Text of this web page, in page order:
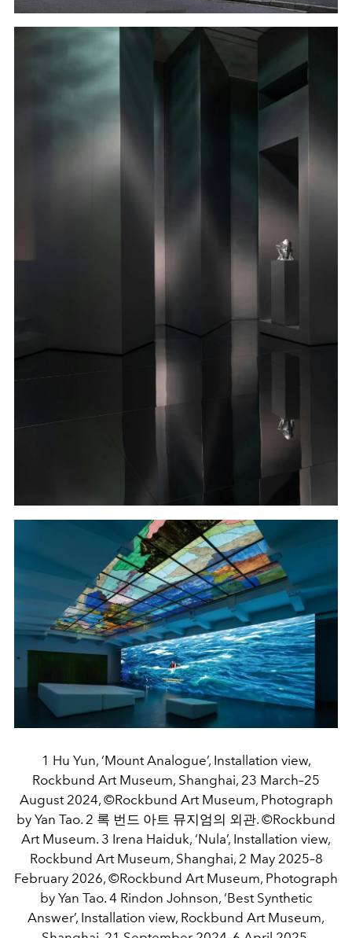
1 Hu Yun, ‘Mount Analogue’, Installation view,
Rockbund Art Museum, Shanghai, 23 March–25
August 2024, ©Rockbund Art Museum, Photograph
by Yan Tao. 2 록 번드 아트 뮤지엄의 외관. ©Rockbund
Art Museum. 3 Irena Haiduk, ‘Nula’, Installation view,
Rockbund Art Museum, Shanghai, 2 May 2025–8
February 2026, ©Rockbund Art Museum, Photograph
by Yan Tao. 4 Rindon Johnson, ‘Best Synthetic
Answer’, Installation view, Rockbund Art Museum,